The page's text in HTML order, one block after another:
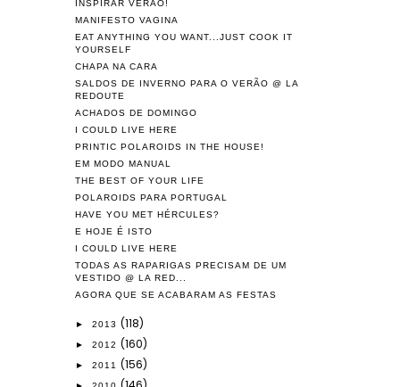
INSPIRAR VERÃO!
MANIFESTO VAGINA
EAT ANYTHING YOU WANT...JUST COOK IT
YOURSELF
CHAPA NA CARA
SALDOS DE INVERNO PARA O VERÃO @ LA
REDOUTE
ACHADOS DE DOMINGO
I COULD LIVE HERE
PRINTIC POLAROIDS IN THE HOUSE!
EM MODO MANUAL
THE BEST OF YOUR LIFE
POLAROIDS PARA PORTUGAL
HAVE YOU MET HÉRCULES?
E HOJE É ISTO
I COULD LIVE HERE
TODAS AS RAPARIGAS PRECISAM DE UM
VESTIDO @ LA RED...
AGORA QUE SE ACABARAM AS FESTAS
► 2013 (118)
► 2012 (160)
► 2011 (156)